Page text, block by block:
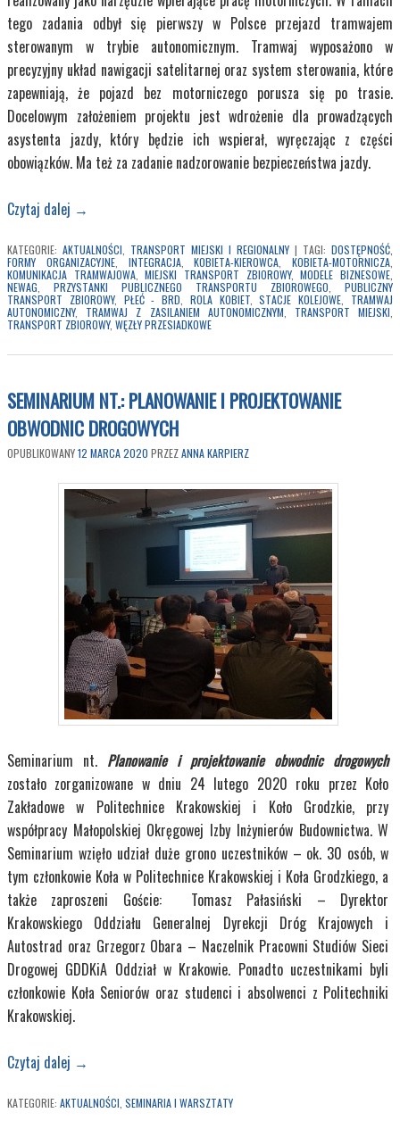
tego zadania odbył się pierwszy w Polsce przejazd tramwajem
sterowanym w trybie autonomicznym. Tramwaj wyposażono w
precyzyjny układ nawigacji satelitarnej oraz system sterowania, które
zapewniają, że pojazd bez motorniczego porusza się po trasie.
Docelowym założeniem projektu jest wdrożenie dla prowadzących
asystenta jazdy, który będzie ich wspierał, wyręczając z części
obowiązków. Ma też za zadanie nadzorowanie bezpieczeństwa jazdy.
Czytaj dalej →
KATEGORIE: AKTUALNOŚCI TRANSPORT MIEJSKI I REGIONALNY | TAGI: DOSTĘPNOŚĆ
FORMY ORGANIZACYJNE, INTEGRACJA,KOBIETA-KIEROWCA KOBIETA-MOTORNICZA
KOMUNIKACJA TRAMWAJOWA,MIEJSKI TRANSPORT ZBIOROWY,MODELE BIZNESOWE
NEWAG
PRZYSTANKI PUBLICZNEGO TRANSPORTU ZBIOROWEGO
PUBLICZNY
TRANSPORT ZBIOROWY, PŁEĆ - BRD ROLA KOBIET,STACJE KOLEJOWE
TRAMWAJ
AUTONOMICZNY, TRAMWAJ Z ZASILANIEM AUTONOMICZNYM TRANSPORT MIEJSKI
TRANSPORT ZBIOROWY, WĘZŁY PRZESIADKOWE
SEMINARIUM NT.: PLANOWANIE I PROJEKTOWANIE
OBWODNIC DROGOWYCH
OPUBLIKOWANY12 MARCA 2020 PRZEZANNA KARPIERZ
Seminarium nt. Planowanie i projektowanie obwodnic drogowych
zostało zorganizowane w dniu 24 lutego 2020 roku przez Koło
Zakładowe w Politechnice Krakowskiej i Koło Grodzkie, przy
współpracy Małopolskiej Okręgowej Izby Inżynierów Budownictwa. W
Seminarium wzięło udział duże grono uczestników – ok. 30 osób, w
tym członkowie Koła w Politechnice Krakowskiej i Koła Grodzkiego, a
także zaproszeni Goście: Tomasz Pałasiński – Dyrektor
Krakowskiego Oddziału Generalnej Dyrekcji Dróg Krajowych i
Autostrad oraz Grzegorz Obara – Naczelnik Pracowni Studiów Sieci
Drogowej GDDKiA Oddział w Krakowie. Ponadto uczestnikami byli
członkowie Koła Seniorów oraz studenci i absolwenci z Politechniki
Krakowskiej.
Czytaj dalej →
KATEGORIE: AKTUALNOŚCI SEMINARIA I WARSZTATY